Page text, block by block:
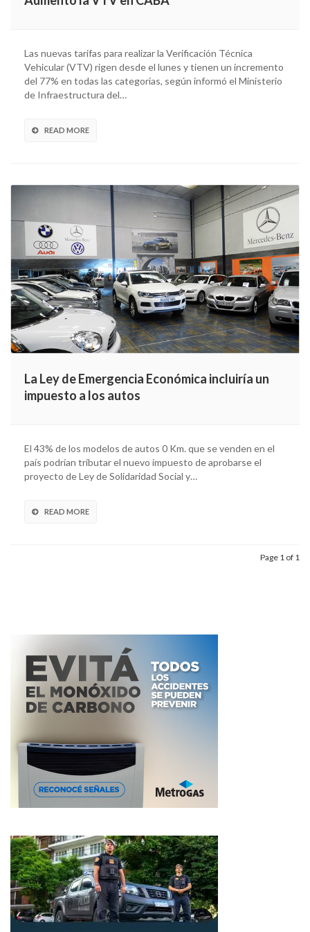
Las nuevas tarifas para realizar la Verificación Técnica
Vehicular (VTV) rigen desde el lunes y tienen un incremento
del 77% en todas las categorías, según informó el Ministerio
de Infraestructura del…
READ MORE
La Ley de Emergencia Económica incluiría un
impuesto a los autos
El 43% de los modelos de autos 0 Km. que se venden en el
país podrían tributar el nuevo impuesto de aprobarse el
proyecto de Ley de Solidaridad Social y…
READ MORE
Page 1 of 1